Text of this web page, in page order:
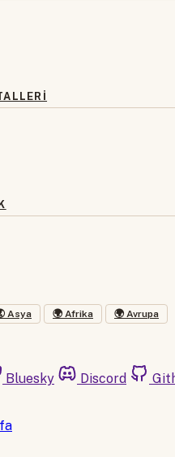
Asya 🌍 Afrika 🌍 Avrupa
Bluesky Discord